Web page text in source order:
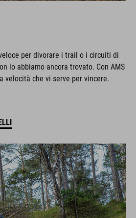
per divorare i trail o i circuiti di
lo abbiamo ancora trovato. Con AMS
velocità che vi serve per vincere.